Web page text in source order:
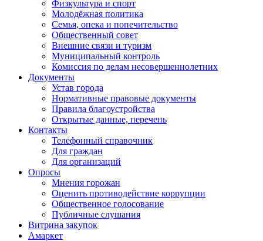
Физкультура и спорт
Молодёжная политика
Семья, опека и попечительство
Общественный совет
Внешние связи и туризм
Муниципальный контроль
Комиссия по делам несовершеннолетних
Документы
Устав города
Нормативные правовые документы
Правила благоустройства
Открытые данные, перечень
Контакты
Телефонный справочник
Для граждан
Для организаций
Опросы
Мнения горожан
Оценить противодействие коррупции
Общественное голосование
Публичные слушания
Витрина закупок
Амаркет